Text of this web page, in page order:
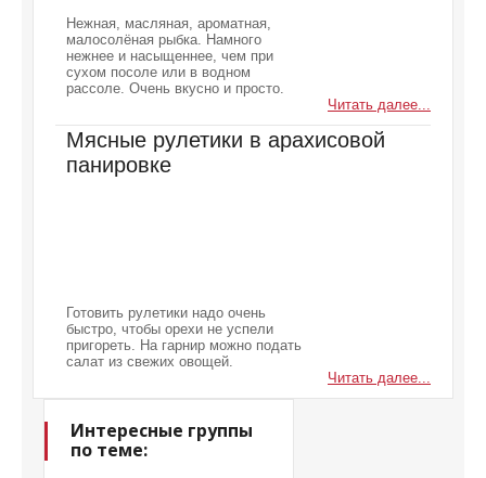
Нежная, масляная, ароматная,
малосолёная рыбка. Намного
нежнее и насыщеннее, чем при
сухом посоле или в водном
рассоле. Очень вкусно и просто.
Читать далее...
Мясные рулетики в арахисовой
панировке
Готовить рулетики надо очень
быстро, чтобы орехи не успели
пригореть. На гарнир можно подать
салат из свежих овощей.
Читать далее...
Интересные группы
по теме: